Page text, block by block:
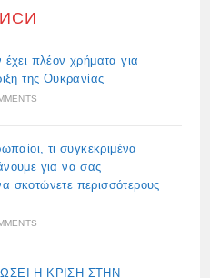
πλέον χρήματα για
της Ουκρανίας
τι συγκεκριμένα
για να σας
σκοτώνετε περισσότερους
Η ΚΡΙΣΗ ΣΤΗΝ